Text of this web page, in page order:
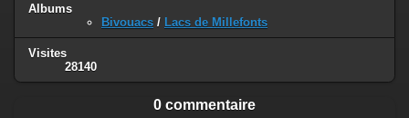
Albums
Bivouacs / Lacs de Millefonts
Visites
28140
0 commentaire